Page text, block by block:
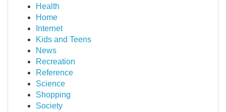
Health
Home
Internet
Kids and Teens
News
Recreation
Reference
Science
Shopping
Society